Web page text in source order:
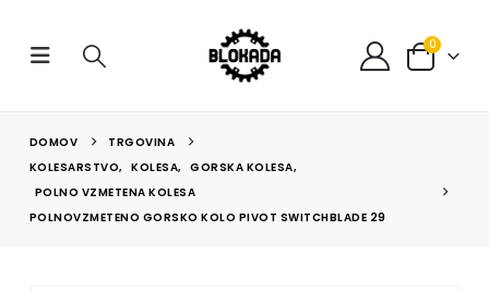
0
DOMOV
TRGOVINA
KOLESARSTVO, KOLESA, GORSKA KOLESA,
POLNO VZMETENA KOLESA
POLNOVZMETENO GORSKO KOLO PIVOT SWITCHBLADE 29